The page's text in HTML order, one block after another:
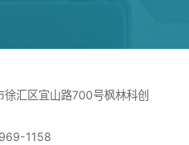
徐汇区宜山路700号枫林科创
1158